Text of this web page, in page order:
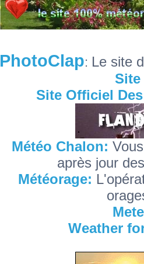
PhotoClap: Le site
Site Officiel
Météo Chalon:
après jour
Météorage:
Weather